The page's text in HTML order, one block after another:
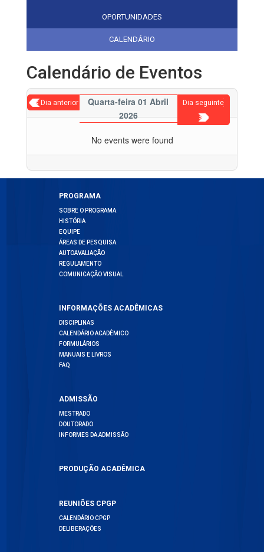
OPORTUNIDADES
CALENDÁRIO
Calendário de Eventos
< Dia anterior
Quarta-feira 01 Abril
2026
Dia seguinte
>
No events were found
PROGRAMA
SOBRE O PROGRAMA
HISTÓRIA
EQUIPE
ÁREAS DE PESQUISA
AUTOAVALIAÇÃO
REGULAMENTO
COMUNICAÇÃO VISUAL
INFORMAÇÕES ACADÊMICAS
DISCIPLINAS
CALENDÁRIO ACADÊMICO
FORMULÁRIOS
MANUAIS E LIVROS
FAQ
ADMISSÃO
MESTRADO
DOUTORADO
INFORMES DA ADMISSÃO
PRODUÇÃO ACADÊMICA
REUNIÕES CPGP
CALENDÁRIO CPGP
DELIBERAÇÕES